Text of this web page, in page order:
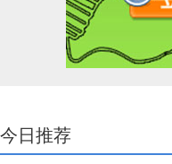
今日推荐